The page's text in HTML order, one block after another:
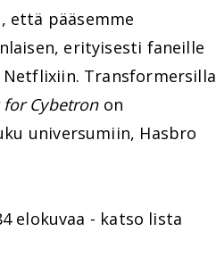
että pääsemme
erityisesti faneille
Transformersilla
for Cybetronon
universumiin, Hasbro
elokuvaa - katso lista